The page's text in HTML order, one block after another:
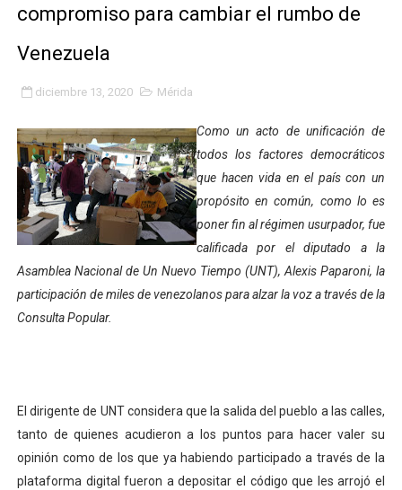
Gobierno bolivariano avanza en la transformación del
Instituto Nacional de Nutrición celebra Semana
Gobernación de Mérida fortalece el desarrollo
Corposalud inició talleres para aspirantes al curso de
Fortalecen formación académica de médicos en
Fortaleciendo la economía comunal en El Vigía con
El Lactario del Iahula celebra la Semana Mundial de la
Plan Vacacional "Venezuela Ríe 2026" brinda
compromiso para cambiar el rumbo de
Venezuela
diciembre 13, 2020 Mérida
Como un acto de unificación de
todos los factores democráticos
que hacen vida en el país con un
propósito en común, como lo es
poner fin al régimen usurpador, fue
calificada por el diputado a la
Asamblea Nacional de Un Nuevo Tiempo (UNT), Alexis Paparoni, la
participación de miles de venezolanos para alzar la voz a través de la
Consulta Popular.
El dirigente de UNT considera que la salida del pueblo a las calles,
tanto de quienes acudieron a los puntos para hacer valer su
opinión como de los que ya habiendo participado a través de la
plataforma digital fueron a depositar el código que les arrojó el